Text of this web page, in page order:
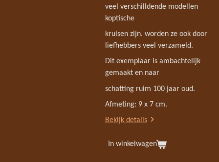
veel verschilldende modellen
koptische
kruisen zijn. worden ze ook door
liefhebbers veel verzameld.
Dit exemplaar is ambachtelijk
gemaakt en naar
schatting ruim 100 jaar oud.
Afmeting: 9 x 7 cm.
Bekijk details
In winkelwagen